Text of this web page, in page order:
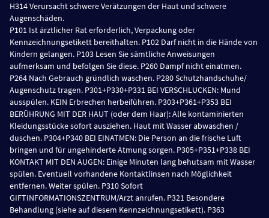
H314 Verursacht schwere Verätzungen der Haut und schwere
Augenschäden.
P101 Ist ärztlicher Rat erforderlich, Verpackung oder
Kennzeichnungsetikett bereithalten. P102 Darf nicht in die Hände von
Kindern gelangen. P103 Lesen Sie sämtliche Anweisungen
aufmerksam und befolgen Sie diese. P260 Dampf nicht einatmen.
P264 Nach Gebrauch gründlich waschen. P280 Schutzhandschuhe/
Augenschutz tragen. P301+P330+P331 BEI VERSCHLUCKEN: Mund
ausspülen. KEIN Erbrechen herbeiführen. P303+P361+P353 BEI
BERÜHRUNG MIT DER HAUT (oder dem Haar): Alle kontaminierten
Kleidungsstücke sofort ausziehen. Haut mit Wasser abwaschen /
duschen. P304+P340 BEI EINATMEN: Die Person an die frische Luft
bringen und für ungehinderte Atmung sorgen. P305+P351+P338 BEI
KONTAKT MIT DEN AUGEN: Einige Minuten lang behutsam mit Wasser
spülen. Eventuell vorhandene Kontaktlinsen nach Möglichkeit
entfernen. Weiter spülen. P310 Sofort
GIFTINFORMATIONSZENTRUM/Arzt anrufen. P321 Besondere
Behandlung (siehe auf diesem Kennzeichnungsetikett). P363